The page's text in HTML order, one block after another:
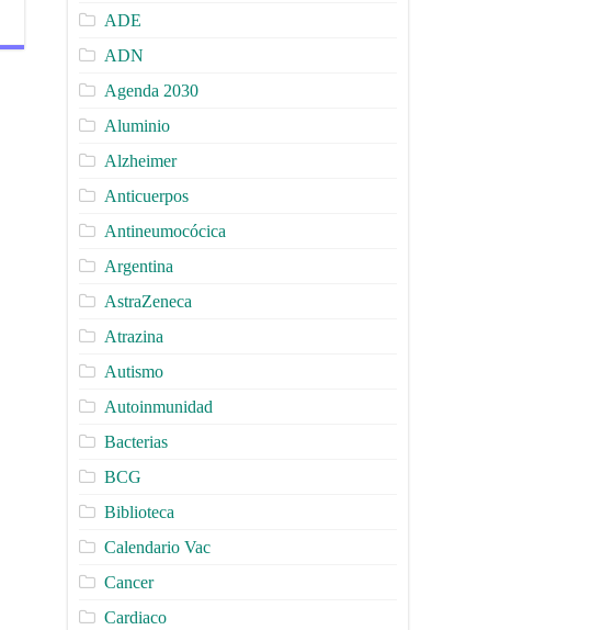
ADE
ADN
Agenda 2030
Aluminio
Alzheimer
Anticuerpos
Antineumocócica
Argentina
AstraZeneca
Atrazina
Autismo
Autoinmunidad
Bacterias
BCG
Biblioteca
Calendario Vac
Cancer
Cardiaco